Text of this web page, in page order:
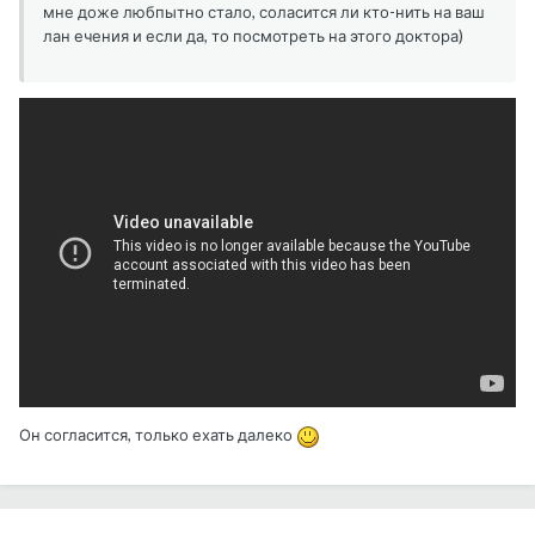
мне доже любпытно стало, соласится ли кто-нить на ваш
лан ечения и если да, то посмотреть на этого доктора)
Он согласится, только ехать далеко